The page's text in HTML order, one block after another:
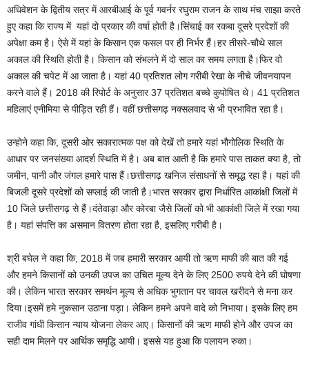
अधिवेशन के द्वितीय सत्र में आरबीआई के पूर्व गवर्नर रघुराम राजन के साथ मंच साझा करते
हुए कहा कि राज्य में यहां दो प्रकार की वर्षा होती है।सिंचाई का रकबा दूसरे प्रदेशों की
अपेक्षा कम है। ऐसे में यहां के किसान एक फसल पर ही निर्भर हैं।हर तीसरे-चौथे साल
अकाल की स्थिति होती है। किसान को संभलने में दो साल का समय लगता है।फिर वो
अकाल की चपेट में आ जाता है। यहां 40 प्रतिशत लोग गरीबी रेखा के नीचे जीवनयापन
करने वाले हैं। 2018 की रिपोर्ट के अनुसार 37 प्रतिशत बच्चे कुपोषित थे। 41 प्रतिशत
महिलाएं एनीमिया से पीड़ित रही हैं। वहीं छत्तीसगढ़ नक्सलवाद से भी प्रभावित रहा है।
उन्होने कहा कि, दूसरी ओर सकारात्मक पक्ष को देखें तो हमारे यहां भौगोलिक स्थिति के
आधार पर जनसंख्या आदर्श स्थिति में है। अब बात आती है कि हमारे पास ताकत क्या है, तो
जमीन, पानी और जंगल हमारे पास हैं।छत्तीसगढ़ खनिज संसाधनों से समृद्ध रहा है। यहां की
बिजली दूसरे प्रदेशों को सप्लाई की जाती है।भारत सरकार द्वारा निर्धारित आकांक्षी जिलों में
10 जिले छत्तीसगढ़ से हैं।दंतेवाड़ा और कोरबा जैसे जिलों को भी आकांक्षी जिले में रखा गया
है। यहां संपत्ति का असमान वितरण होता रहा है, इसलिए गरीबी है।
श्री बघेल ने कहा कि, 2018 में जब हमारी सरकार आयी तो ऋण माफी की बात की गई
और हमने किसानों को उनकी उपज का उचित मूल्य देने के लिए 2500 रुपये देने की घोषणा
की। लेकिन भारत सरकार समर्थन मूल्य से अधिक भुगतान पर चावल खरीदने से मना कर
दिया।इसमें हमे नुकसान उठाना पड़ा। लेकिन हमने अपने वादे को निभाया। इसके लिए हम
राजीव गांधी किसान न्याय योजना लेकर आए। किसानों की ऋण माफी होने और उपज का
सही दाम मिलने पर आर्थिक समृद्धि आयी। इससे यह हुआ कि पलायन रुका।